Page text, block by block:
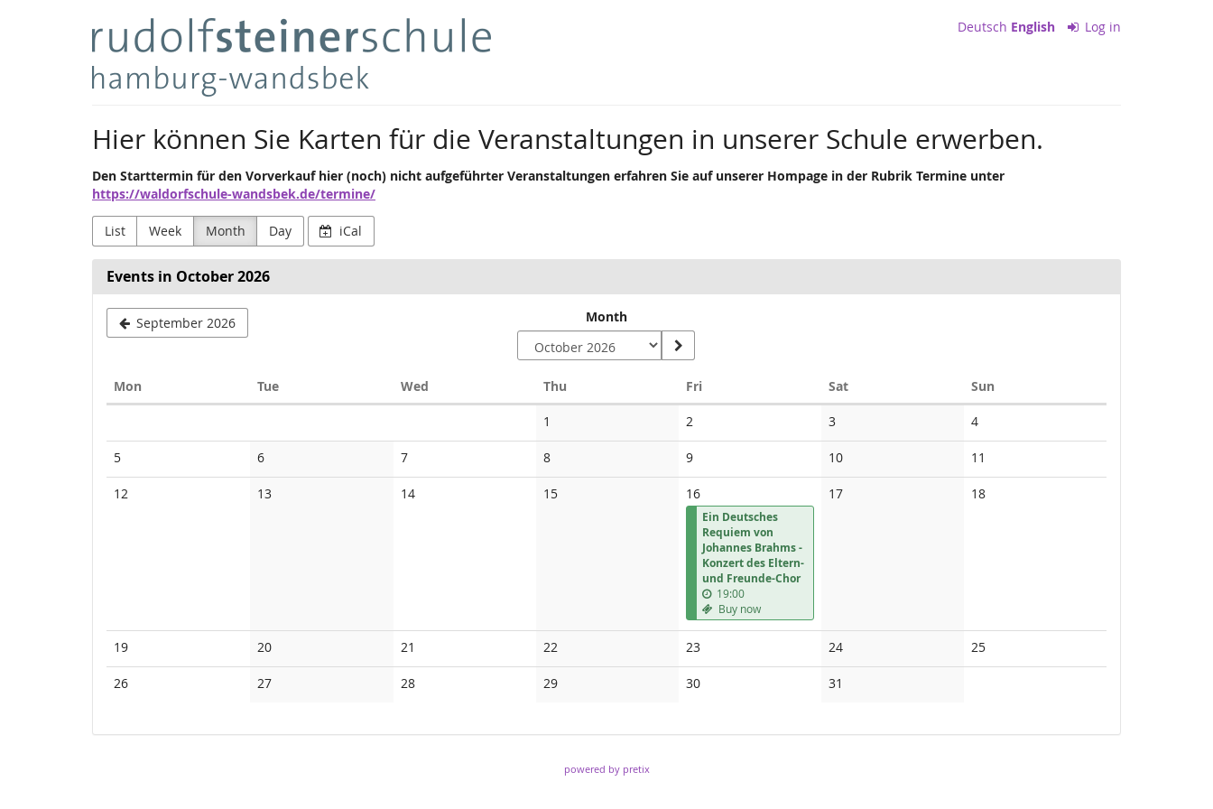
Rudolf
Steiner
Schulverein
Hamburg-
Wandsbek
e.V.
Deutsch English Log in
Hier können Sie Karten für die Veranstaltungen in unserer Schule erwerben.
Den Starttermin für den Vorverkauf hier (noch) nicht aufgeführter Veranstaltungen erfahren Sie auf unserer Hompage in der Rubrik Termine unter
https://waldorfschule-wandsbek.de/termine/
List Week Month Day iCal
Events in October 2026
September 2026 Month
Mon TueTuesday Wed Thu FriFriday SatSaturday Sun
1
events
2
events
3No
events
4No
events
5No
events
6No
events
7No
events
8No
events
9No
events
10No
events
11
events
12
13No
14No
15No
16
Ein Deutsches
Requiem von
Johannes Brahms -
Konzert des Eltern-
und Freunde-Chor
19:00
Buy now
17No
18No
19No
events
20No
events
21
events
22
events
23No
events
24No
events
25No
events
26No
27No
28No
29No
30No
31
powered by pretix